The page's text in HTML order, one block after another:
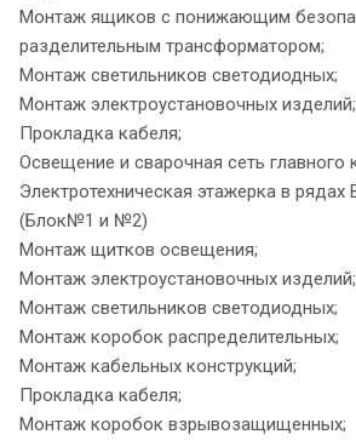
Монтаж ящиков с понижающим
разделительным трансформатором;
Монтаж светильников светодиодных;
Монтаж электроустановочных изделий;
Прокладка кабеля;
Освещение и сварочная сеть главного
Электротехническая этажерка в рядах
(Блок№1 и №2)
Монтаж щитков освещения;
Монтаж электроустановочных изделий;
Монтаж светильников светодиодных;
Монтаж коробок распределительных;
Монтаж кабельных конструкций;
Прокладка кабеля;
Монтаж коробок взрывозащищенных;